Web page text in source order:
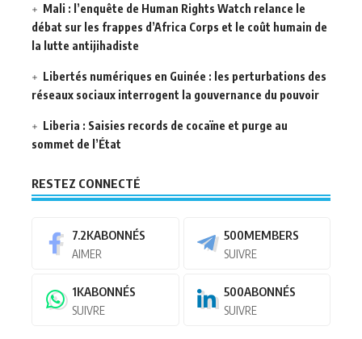
Mali : l’enquête de Human Rights Watch relance le
débat sur les frappes d’Africa Corps et le coût humain de
la lutte antijihadiste
Libertés numériques en Guinée : les perturbations des
réseaux sociaux interrogent la gouvernance du pouvoir
Liberia : Saisies records de cocaïne et purge au
sommet de l’État
RESTEZ CONNECTÉ
7.2KABONNÉS
AIMER
500MEMBERS
SUIVRE
1KABONNÉS
SUIVRE
500ABONNÉS
SUIVRE